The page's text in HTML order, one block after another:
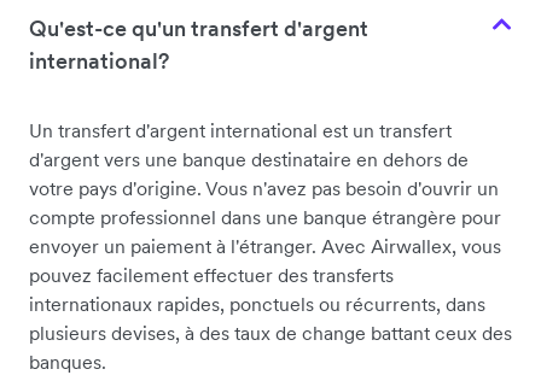
Qu'est-ce qu'un transfert d'argent
international?
Un transfert d'argent international est un transfert
d'argent vers une banque destinataire en dehors de
votre pays d'origine. Vous n'avez pas besoin d'ouvrir un
compte professionnel dans une banque étrangère pour
envoyer un paiement à l'étranger. Avec Airwallex, vous
pouvez facilement effectuer des transferts
internationaux rapides, ponctuels ou récurrents, dans
plusieurs devises, à des taux de change battant ceux des
banques.